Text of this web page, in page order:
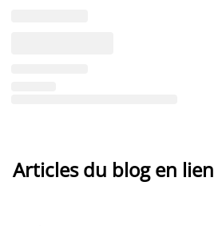
Articles du blog en lien